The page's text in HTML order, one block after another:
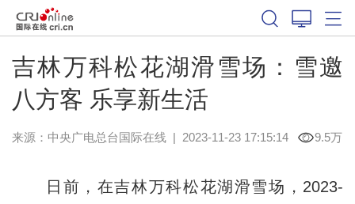
吉林万科松花湖滑雪场：雪邀
八方客 乐享新生活
来源：中央广电总台国际在线| 2023-11-23 17:15:14 9.5万
日前，在吉林万科松花湖滑雪场，2023-